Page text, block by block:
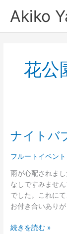
Akiko
花公
ナイトバ
フルートイベント
雨が心配されま
なしですみませ
でした。これに
お付き合いあり
ト
ブ
2
夜
目
続きを読む »